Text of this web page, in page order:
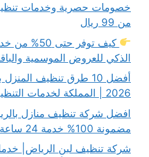
خصومات حصرية وخدمات تنظيف
من 99 ريال
كيف توفر
الذكي للعروض الموسمية
أفضل 10 طرق تنظيف
2026 | المملكة لخدمات التنظيف
افضل شركة تنظيف منازل
مضمونة 100% خدمة 24 ساعة احجز الان
شركة تنظيف لبن الرياض|